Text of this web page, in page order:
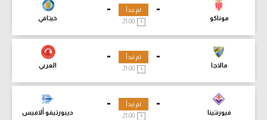
-
موناكو
-
خيتافي
لم تبدأ
21:00
-
مالاجا
-
العربي
لم تبدأ
21:00
-
فيورنتينا
-
ديبورتيفو ألافيس
لم تبدأ
21:00